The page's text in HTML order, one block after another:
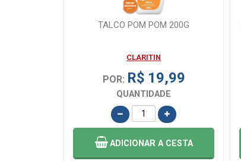
TALCO POM POM 200G
CLARITIN
POR: R$ 19,99
QUANTIDADE
ADICIONAR A CESTA